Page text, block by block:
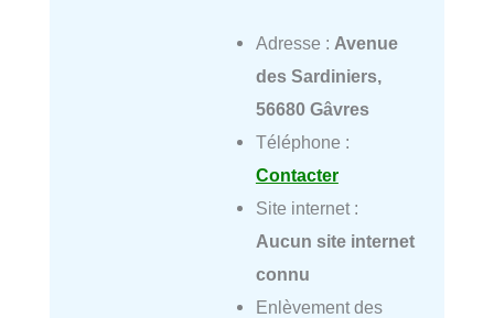
Adresse : Avenue
des Sardiniers,
56680 Gâvres
Téléphone :
Contacter
Site internet :
Aucun site internet
connu
Enlèvement des